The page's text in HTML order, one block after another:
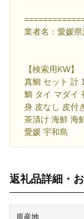
業者名：愛媛
【検索用KW】
真鯛 セット 計
鯛 タイ マダイ
身 皮なし 皮付
茶漬け 海鮮 海
愛媛 宇和島
返礼品詳細・
原産地